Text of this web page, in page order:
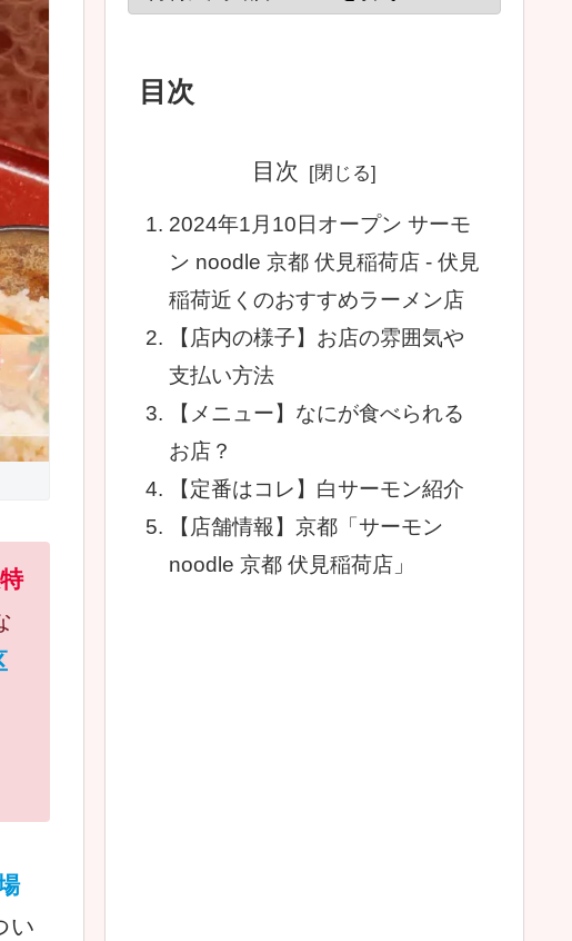
い
目次
目次
2024年1月10日オープン サーモ
ン noodle 京都 伏見稲荷店 - 伏見
稲荷近くのおすすめラーメン店
【店内の様子】お店の雰囲気や
支払い方法
【メニュー】なにが食べられる
お店？
【定番はコレ】白サーモン紹介
【店舗情報】京都「サーモン
noodle 京都 伏見稲荷店」